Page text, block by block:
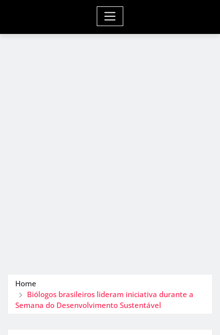
Home
Biólogos brasileiros lideram iniciativa durante a
Semana do Desenvolvimento Sustentável